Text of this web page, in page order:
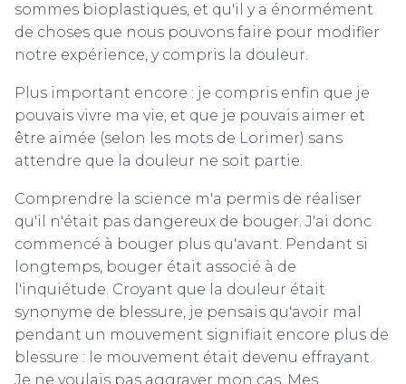
sommes bioplastiques, et qu'il y a énormément
de choses que nous pouvons faire pour modifier
notre expérience, y compris la douleur.
Plus important encore : je compris enfin que je
pouvais vivre ma vie, et que je pouvais aimer et
être aimée (selon les mots de Lorimer) sans
attendre que la douleur ne soit partie.
Comprendre la science m'a permis de réaliser
qu'il n'était pas dangereux de bouger. J'ai donc
commencé à bouger plus qu'avant. Pendant si
longtemps, bouger était associé à de
l'inquiétude. Croyant que la douleur était
synonyme de blessure, je pensais qu'avoir mal
pendant un mouvement signifiait encore plus de
blessure : le mouvement était devenu effrayant.
Je ne voulais pas aggraver mon cas. Mes